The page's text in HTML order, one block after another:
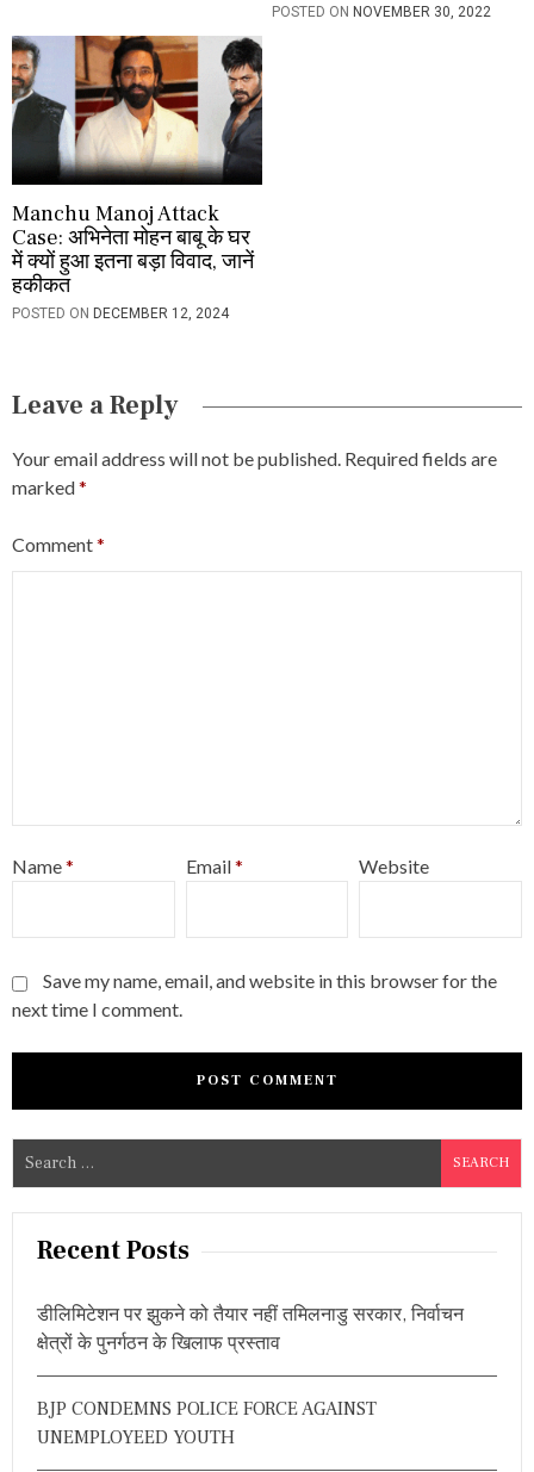
POSTED ON NOVEMBER 30, 2022
Manchu Manoj Attack
Case: अभिनेता मोहन बाबू के घर
में क्यों हुआ इतना बड़ा विवाद, जानें
हकीकत
POSTED ON DECEMBER 12, 2024
Leave a Reply
Your email address will not be published. Required fields are
marked*
Comment*
Name* Email* Website
Save my name, email, and website in this browser for the
next time I comment.
e
a
Recent Posts
डीलिमिटेशन पर झुकने को तैयार नहीं तमिलनाडु सरकार, निर्वाचन
क्षेत्रों के पुनर्गठन के खिलाफ प्रस्ताव
BJP CONDEMNS POLICE FORCE AGAINST
UNEMPLOYEED YOUTH